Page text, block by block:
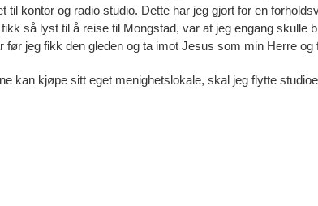
kontor og radio studio. Dette har jeg gjort for en
så lyst til å reise til Mongstad, var at jeg engang skulle
jeg fikk den gleden og ta imot Jesus som min Herre og
kan kjøpe sitt eget menighetslokale, skal jeg flytte